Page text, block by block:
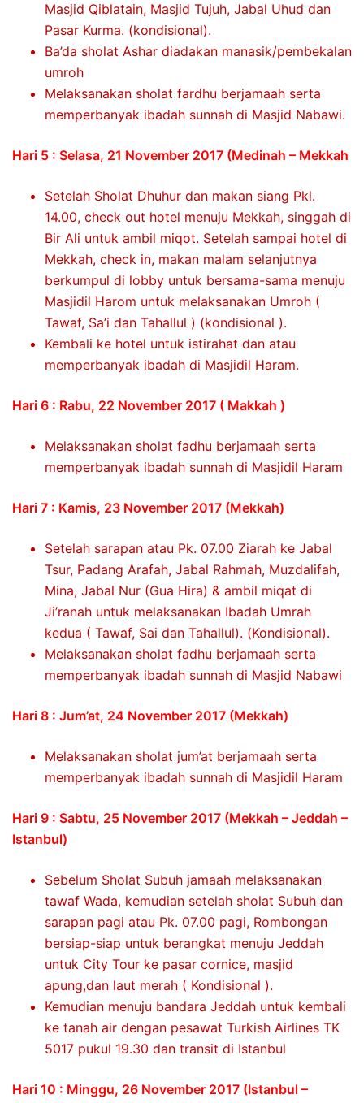
Masjid Qiblatain, Masjid Tujuh, Jabal Uhud dan
Pasar Kurma. (kondisional).
Ba’da sholat Ashar diadakan manasik/pembekalan
umroh
Melaksanakan sholat fardhu berjamaah serta
memperbanyak ibadah sunnah di Masjid Nabawi.
Hari 5 : Selasa, 21 November 2017 (Medinah – Mekkah
Setelah Sholat Dhuhur dan makan siang Pkl.
14.00, check out hotel menuju Mekkah, singgah di
Bir Ali untuk ambil miqot. Setelah sampai hotel di
Mekkah, check in, makan malam selanjutnya
berkumpul di lobby untuk bersama-sama menuju
Masjidil Harom untuk melaksanakan Umroh (
Tawaf, Sa’i dan Tahallul ) (kondisional ).
Kembali ke hotel untuk istirahat dan atau
memperbanyak ibadah di Masjidil Haram.
Hari 6 : Rabu, 22 November 2017 ( Makkah )
Melaksanakan sholat fadhu berjamaah serta
memperbanyak ibadah sunnah di Masjidil Haram
Hari 7 : Kamis, 23 November 2017 (Mekkah)
Setelah sarapan atau Pk. 07.00 Ziarah ke Jabal
Tsur, Padang Arafah, Jabal Rahmah, Muzdalifah,
Mina, Jabal Nur (Gua Hira) & ambil miqat di
Ji’ranah untuk melaksanakan Ibadah Umrah
kedua ( Tawaf, Sai dan Tahallul). (Kondisional).
Melaksanakan sholat fadhu berjamaah serta
memperbanyak ibadah sunnah di Masjid Nabawi
Hari 8 : Jum’at, 24 November 2017 (Mekkah)
Melaksanakan sholat jum’at berjamaah serta
memperbanyak ibadah sunnah di Masjidil Haram
Hari 9 : Sabtu, 25 November 2017 (Mekkah – Jeddah –
Istanbul)
Sebelum Sholat Subuh jamaah melaksanakan
tawaf Wada, kemudian setelah sholat Subuh dan
sarapan pagi atau Pk. 07.00 pagi, Rombongan
bersiap-siap untuk berangkat menuju Jeddah
untuk City Tour ke pasar cornice, masjid
apung,dan laut merah ( Kondisional ).
Kemudian menuju bandara Jeddah untuk kembali
ke tanah air dengan pesawat Turkish Airlines TK
5017 pukul 19.30 dan transit di Istanbul
Hari 10 : Minggu, 26 November 2017 (Istanbul –